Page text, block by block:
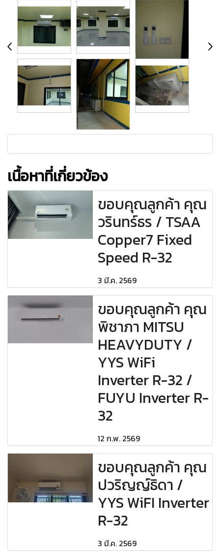
เนื้อหาที่เกี่ยวข้อง
ขอบคุณลูกค้า คุณ
วรินทร์ธร / TSAA
Copper7 Fixed
Speed R-32
3 มี.ค. 2569
ขอบคุณลูกค้า คุณ
พิชาภา MITSU
HEAVYDUTY /
YYS WiFi
Inverter R-32 /
FUYU Inverter R-
32
12 ก.พ. 2569
ขอบคุณลูกค้า คุณ
ปวริญญ์ธิดา /
YYS WiFI Inverter
R-32
3 มี.ค. 2569